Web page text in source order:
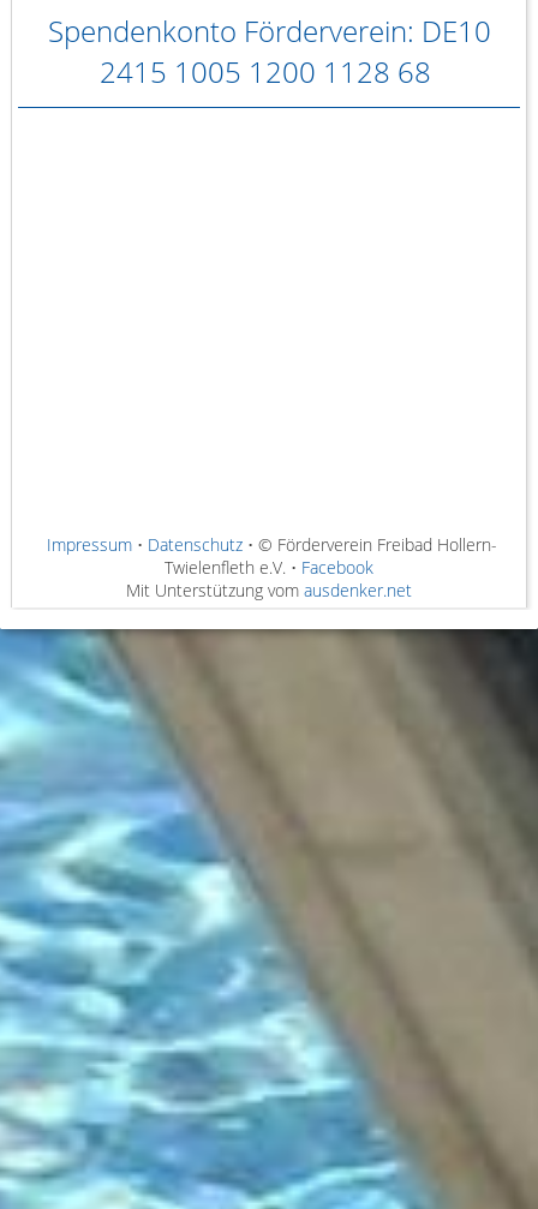
Spendenkonto Förderverein: DE10
2415 1005 1200 1128 68
Impressum• Datenschutz• © Förderverein Freibad Hollern-
Twielenfleth e.V. • Facebook
Mit Unterstützung vom ausdenker.net